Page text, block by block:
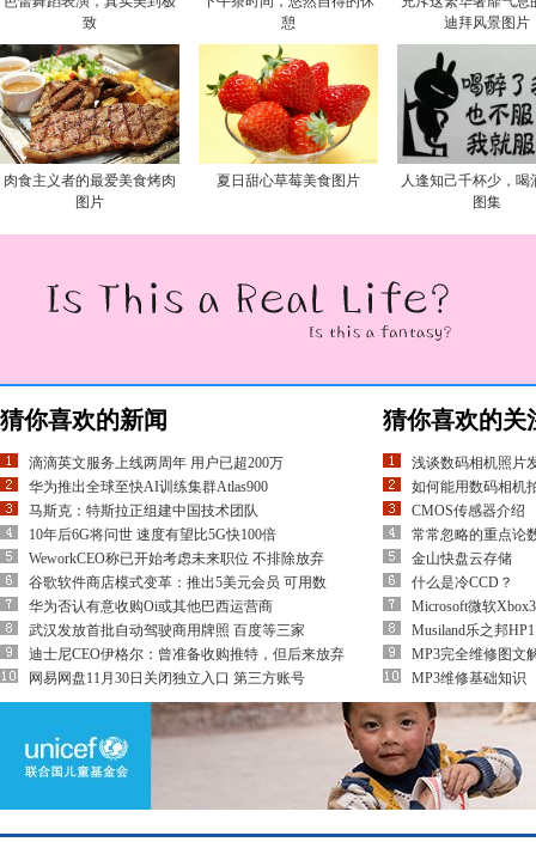
致
憩
迪拜风景图片
肉食主义者的最爱美食烤肉
图片
夏日甜心草莓美食图片
人逢知己千杯少，喝
图集
猜你喜欢的新闻
滴滴英文服务上线两周年 用户已超200万
华为推出全球至快AI训练集群Atlas900
马斯克：特斯拉正组建中国技术团队
10年后6G将问世 速度有望比5G快100倍
WeworkCEO称已开始考虑未来职位 不排除放弃
谷歌软件商店模式变革：推出5美元会员 可用数
华为否认有意收购Oi或其他巴西运营商
武汉发放首批自动驾驶商用牌照 百度等三家
迪士尼CEO伊格尔：曾准备收购推特，但后来放弃
网易网盘11月30日关闭独立入口 第三方账号
猜你喜欢的关
浅谈数码相机照片
如何能用数码相机
CMOS传感器介绍
常常忽略的重点论
金山快盘云存储
什么是冷CCD？
Microsoft微软
Musiland乐之邦
MP3完全维修图文
MP3维修基础知识